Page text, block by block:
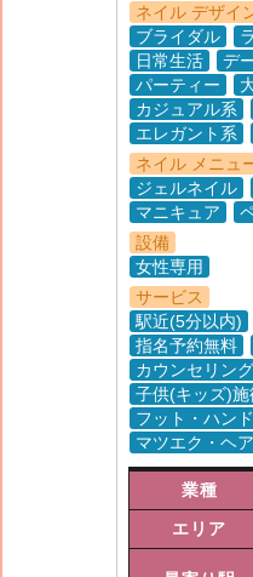
ネイル デザイ
ブライダル
日常生活
デ
パーティー
カジュアル系
エレガント系
ネイル メニュ
ジェルネイル
マニキュア
設備
女性専用
サービス
駅近(5分以内)
指名予約無料
カウンセリン
子供(キッズ)
フット・ハン
マツエク・ヘ
業種
エリア